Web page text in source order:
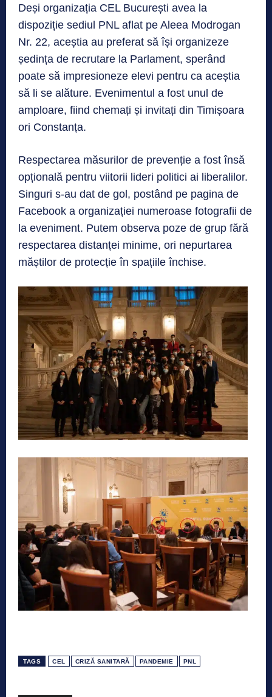
Deși organizația CEL București avea la
dispoziție sediul PNL aflat pe Aleea Modrogan
Nr. 22, aceștia au preferat să își organizeze
ședința de recrutare la Parlament, sperând
poate să impresioneze elevi pentru ca aceștia
să li se alăture. Evenimentul a fost unul de
amploare, fiind chemați și invitați din Timișoara
ori Constanța.
Respectarea măsurilor de prevenție a fost însă
opțională pentru viitorii lideri politici ai liberalilor.
Singuri s-au dat de gol, postând pe pagina de
Facebook a organizației numeroase fotografii de
la eveniment. Putem observa poze de grup fără
respectarea distanței minime, ori nepurtarea
măștilor de protecție în spațiile închise.
TAGS CEL CRIZĂ SANITARĂ PANDEMIE PNL